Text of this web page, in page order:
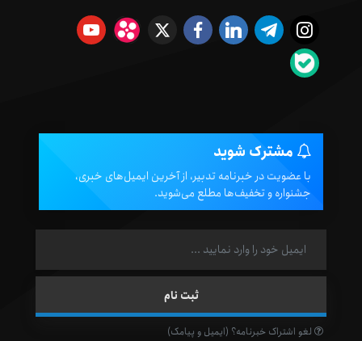
مشترک شوید
با عضویت در خبرنامه تدبیر، از آخرین ایمیل‌های خبری،
جشنواره و تخفیف‌ها مطلع می‌شوید.
لغو اشتراک خبرنامه؟ (ایمیل و پیامک)